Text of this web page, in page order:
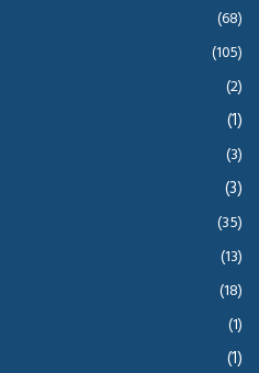
(68)
(105)
(2)
(1)
(3)
(3)
(35)
(13)
(18)
(1)
(1)